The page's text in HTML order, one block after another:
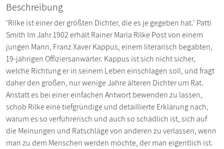
Beschreibung
'Rilke ist einer der größten Dichter, die es je gegeben hat.' Patti
Smith Im Jahr 1902 erhält Rainer Maria Rilke Post von einem
jungen Mann, Franz Xaver Kappus, einem literarisch begabten,
19-jährigen Offiziersanwärter. Kappus ist sich nicht sicher,
welche Richtung er in seinem Leben einschlagen soll, und fragt
daher den großen, nur wenige Jahre älteren Dichter um Rat.
Anstatt es bei einer einfachen Antwort bewenden zu lassen,
schob Rilke eine tiefgründige und detaillierte Erklärung nach,
warum es so verführerisch und auch so schädlich ist, sich auf
die Meinungen und Ratschläge von anderen zu verlassen, wenn
man zu dem Menschen werden möchte, der man eigentlich ist.